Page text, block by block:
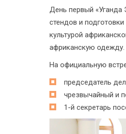
День первый
стендов и
культурой
африканскую одежду.
На официальную
председатель
чрезвычайный и
1-й секретарь